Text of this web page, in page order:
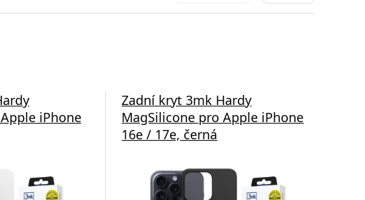
iPhone
Zadní kryt 3mk Hardy
MagSilicone pro Apple iPhone
16e / 17e, černá